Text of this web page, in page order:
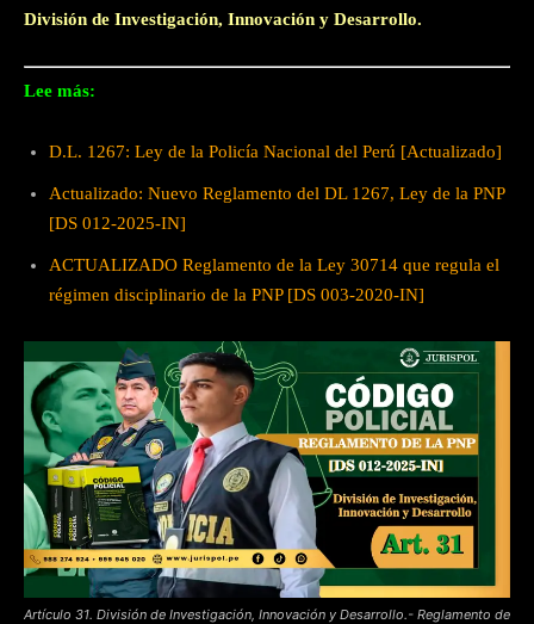
División de Investigación, Innovación y Desarrollo.
Lee más:
D.L. 1267: Ley de la Policía Nacional del Perú [Actualizado]
Actualizado: Nuevo Reglamento del DL 1267, Ley de la PNP
[DS 012-2025-IN]
ACTUALIZADO Reglamento de la Ley 30714 que regula el
régimen disciplinario de la PNP [DS 003-2020-IN]
Artículo 31. División de Investigación, Innovación y Desarrollo.- Reglamento de